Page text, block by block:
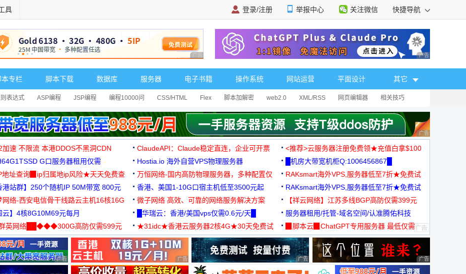
具 登录/注册 举报中心 关注微信 快捷导航
广告 商业广告，理性选择 广告 商业广告，理
本专栏 脚本下载 数据库 服务器 电子书籍 操作系统 网站运营 平面设计 其它
表达式 ASP编程 JSP编程 编程10000问 CSS/HTML Flex 脚本加解密 web2.0 XML/RSS 网页编辑器 相关技巧
广告 商业广告，理
加速 不限流 本港DDOS不黑洞CDN ClaudeAPI：Claude稳定直连，企业可开票
<推荐>云服务器注册免费领★充值白拿$100
G口服务器租用仅需
可免费测试
Hostia.io 海外自营VPS物理服务器
█机房大带宽机柜Q:1006456867█
地址查询▉ip归属地ip风险★天天免费查
万恒网络-国内高防物理服务器，多种配置仅
99元/月起
RAKsmart海外VPS,服务器低至7折★免费试
用★
港站群】250个随机IP 50M带宽 800元 香港、美国1-10G口宿主机低至3500元起
RAKsmart海外VPS,服务器低至7折★免费试
用★
网络-西安电信骨干线路云主机16核16G
/月
微子网络 高效、可靠的网络服务解决方案
【祥云网络】江苏多线BGP高防仅需399元
云】4核8G10M69元每月 █华瑞云：香港/美国vps仅需0.6元/天█
服务器租用/托管-域名空间/认准腾佑科技
英网络██◆◆◆300G高防仅需599元
★31idc★香港云服务器2核4G★30天免费试
用◆
▉脚本云▉ChatGPT专用服务器 最低仅需
19元/月
广告 商业广告，理性选择 广告 商业广告，理性选择 广告 商业广告，理性选择 广告 商业广告，理